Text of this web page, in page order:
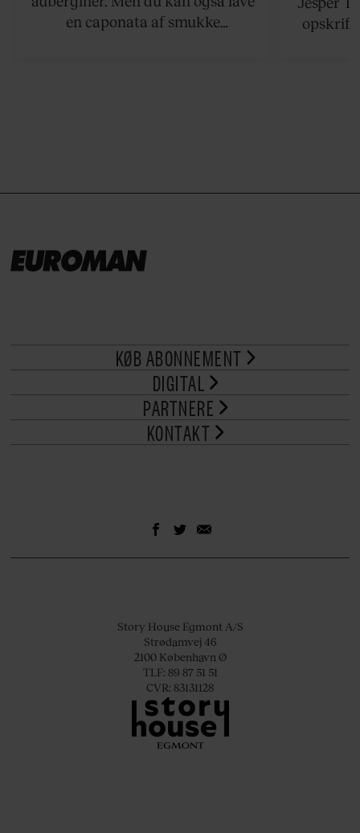
en caponata af smukke
opskrift
KØB ABONNEMENT
DIGITAL
PARTNERE
KONTAKT
Story House Egmont A/S
Strødamvej 46
2100 København Ø
TLF: 89 87 51 51
CVR: 83131128